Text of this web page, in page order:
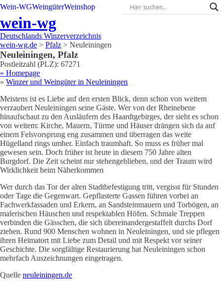
Wein-WGWeingüterWeinshop
wein-wg
Deutschlands Winzerverzeichnis
wein-wg.de > Pfalz > Neuleiningen
Neuleiningen, Pfalz
Postleitzahl (PLZ): 67271
» Homepage
» Winzer und Weingüter in Neuleiningen
Meistens ist es Liebe auf den ersten Blick, denn schon von weitem
verzaubert Neuleiningen seine Gäste. Wer von der Rheinebene
hinaufschaut zu den Ausläufern des Haardtgebirges, der sieht es schon
von weitem: Kirche, Mauern, Türme und Häuser drängen sich da auf
einem Felsvorsprung eng zusammen und überragen das weite
Hügelland rings umher. Einfach traumhaft. So muss es früher mal
gewesen sein. Doch früher ist heute in diesem 750 Jahre alten
Burgdorf. Die Zeit scheint nur stehengeblieben, und der Traum wird
Wirklichkeit beim Näherkommen
Wer durch das Tor der alten Stadtbefestigung tritt, vergisst für Stunden
oder Tage die Gegenwart. Gepflasterte Gassen führen vorbei an
Fachwerkfassaden und Erkern, an Sandsteinmauern und Torbögen, an
malerischen Häuschen und respektablen Höfen. Schmale Treppen
verbinden die Gässchen, die sich übereinandergestaffelt durchs Dorf
ziehen. Rund 900 Menschen wohnen in Neuleiningen, und sie pflegen
ihren Heimatort mit Liebe zum Detail und mit Respekt vor seiner
Geschichte. Die sorgfältige Restaurierung hat Neuleiningen schon
mehrfach Auszeichnungen eingetragen.
Quelle neuleiningen.de